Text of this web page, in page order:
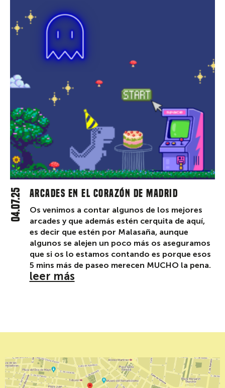
Arcades en el corazón de Madrid
04.07.25
Os venimos a contar algunos de los mejores
arcades y que además estén cerquita de aquí,
es decir que estén por Malasaña, aunque
algunos se alejen un poco más os aseguramos
que si os lo estamos contando es porque esos
5 mins más de paseo merecen MUCHO la pena.
leer más